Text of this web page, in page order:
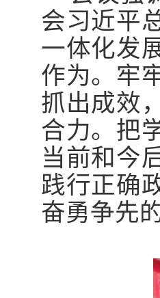
会习近平
一体化发
作为。 牢
抓出成效
合力。把
当前和今
践行正确
奋勇争先